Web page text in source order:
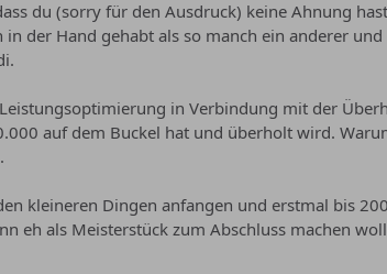
du (sorry für den Ausdruck) keine Ahnung
der Hand gehabt als so manch ein anderer
Leistungsoptimierung in Verbindung mit der
auf dem Buckel hat und überholt wird.
kleineren Dingen anfangen und erstmal bis
eh als Meisterstück zum Abschluss machen